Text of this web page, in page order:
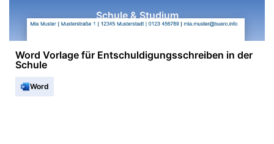
Schule & Studium
Word Vorlage für Entschuldigungsschreiben in der
Schule
Word